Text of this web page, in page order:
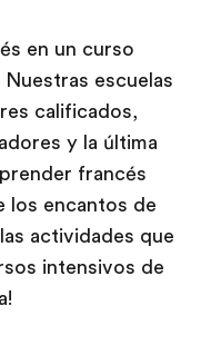
en un curso
escuelas
calificados,
y la última
francés
los encantos de
actividades que
intensivos de